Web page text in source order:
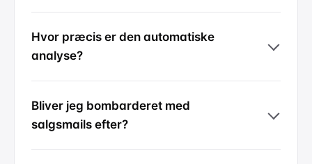
Hvor præcis er den automatiske
analyse?
Bliver jeg bombarderet med
salgsmails efter?